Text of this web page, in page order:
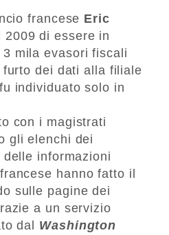
francese Eric
di essere in
mila evasori fiscali
furto dei dati alla filiale
individuato solo in
con i magistrati
gli elenchi dei
informazioni
hanno fatto il
sulle pagine dei
a un servizio
dal Washington